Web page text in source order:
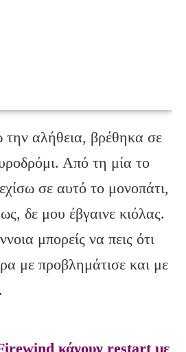
αλήθεια, βρέθηκα σε
Από τη μία το
σε αυτό το μονοπάτι,
δε μου έβγαινε κιόλας.
μπορείς να πεις ότι
με προβλημάτισε και με
Firewind κάνουν restart με